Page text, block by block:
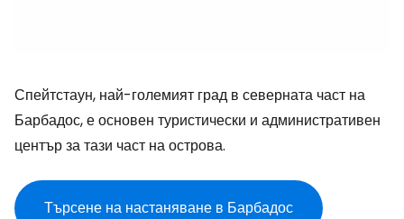
Спейтстаун, най-големият град в северната част на
Барбадос, е основен туристически и административен
център за тази част на острова.
Търсене на настаняване в Барбадос